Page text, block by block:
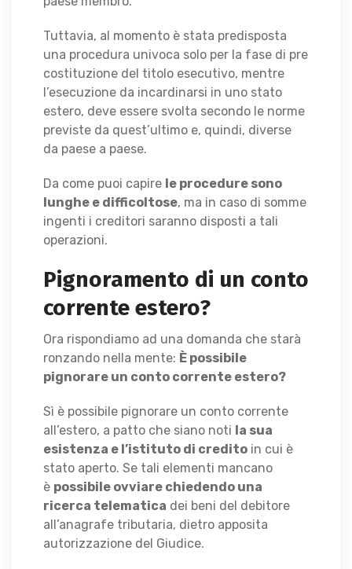
Tuttavia, al momento è stata predisposta
una procedura univoca solo per la fase di pre
costituzione del titolo esecutivo, mentre
l’esecuzione da incardinarsi in uno stato
estero, deve essere svolta secondo le norme
previste da quest’ultimo e, quindi, diverse
da paese a paese.
Da come puoi capire le procedure sono
lunghe e difficoltose, ma in caso di somme
ingenti i creditori saranno disposti a tali
operazioni.
Pignoramento di un conto
corrente estero?
Ora rispondiamo ad una domanda che starà
ronzando nella mente: È possibile
pignorare un conto corrente estero?
Sì è possibile pignorare un conto corrente
all’estero, a patto che siano noti la sua
esistenza e l’istituto di credito in cui è
stato aperto. Se tali elementi mancano
è possibile ovviare chiedendo una
ricerca telematica dei beni del debitore
all’anagrafe tributaria, dietro apposita
autorizzazione del Giudice.